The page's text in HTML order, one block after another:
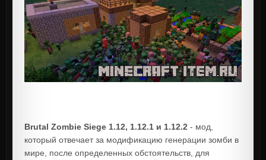
Brutal Zombie Siege 1.12, 1.12.1 и 1.12.2 - мод,
который отвечает за модификацию генерации зомби в
мире, после определенных обстоятельств, для